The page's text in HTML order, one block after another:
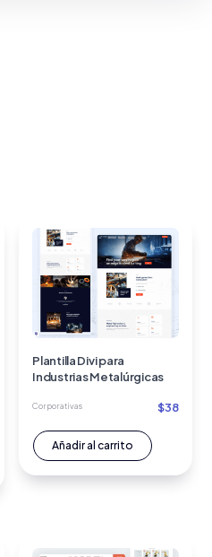
Plantilla Divi para
Industrias Metalúrgicas
Corporativas $38
Añadir al carrito